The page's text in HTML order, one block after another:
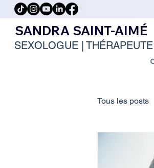
SANDRA SAINT-AIMÉ
SEXOLOGUE
Tous les posts